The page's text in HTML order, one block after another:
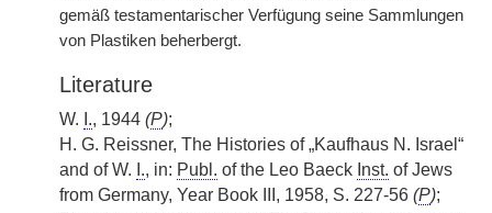
gemäß testamentarischer Verfügung seine Sammlungen
von Plastiken beherbergt.
Literature
W. I., 1944 (P);
H. G. Reissner, The Histories of „Kaufhaus N. Israel“
and of W. I., in: Publ. of the Leo Baeck Inst. of Jews
from Germany, Year Book III, 1958, S. 227-56 (P);